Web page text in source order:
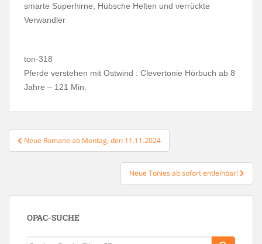
smarte Superhirne, Hübsche Helten und verrückte
Verwandler
ton-318
Pferde verstehen mit Ostwind : Clevertonie Hörbuch ab 8
Jahre – 121 Min.
Beitragsnavigation
Neue Romane ab Montag, den 11.11.2024
Neue Tonies ab sofort entleihbar!
OPAC-SUCHE